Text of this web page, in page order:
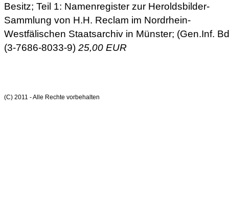
Besitz; Teil 1: Namenregister zur Heroldsbilder-
Sammlung von H.H. Reclam im Nordrhein-
Westfälischen Staatsarchiv in Münster; (Gen.Inf.
(3-7686-8033-9) 25,00 EUR
(C) 2011 - Alle Rechte vorbehalten